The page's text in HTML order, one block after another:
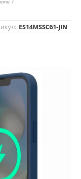
/
ES14MSSC61-JIN